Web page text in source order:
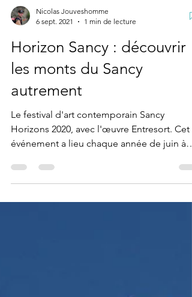
6 sept. 2021
1 min de lecture
Horizon Sancy : découvrir
les monts du Sancy
autrement
Le festival d'art contemporain Sancy
Horizons 2020, avec l'œuvre Entresort. Cet
événement a lieu chaque année de juin à